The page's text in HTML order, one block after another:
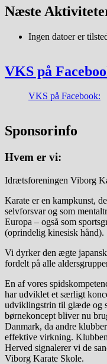
Næste
Ingen datoer er
VKS på
VKS på Facebook:
Sponsorinfo
Hvem er vi:
Idrætsforeningen Viborg
Karate er en kampkunst,
selvforsvar og som
Europa – også som
(oprindelig kinesisk hånd).
Vi dyrker den ægte
fordelt på alle
En af vores
har udviklet et særligt
udviklingstrin til glæde og
børnekoncept bliver nu
Danmark, da andre
effektive virkning.
Herved signalerer vi de
Viborg Karate Skole.